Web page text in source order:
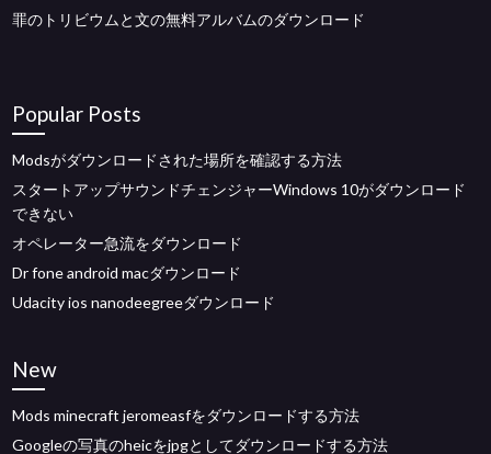
罪のトリビウムと文の無料アルバムのダウンロード
Popular Posts
Modsがダウンロードされた場所を確認する方法
スタートアップサウンドチェンジャーWindows 10がダウンロード
できない
オペレーター急流をダウンロード
Dr fone android macダウンロード
Udacity ios nanodeegreeダウンロード
New
Mods minecraft jeromeasfをダウンロードする方法
Googleの写真のheicをjpgとしてダウンロードする方法